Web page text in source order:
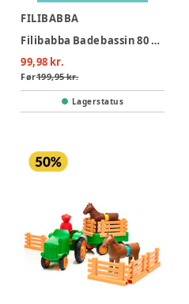
FILIBABBA
Filibabba Badebassin 80 cm Alfie – Unicorn Shores
99,98 kr.
Før199,95 kr.
Lagerstatus